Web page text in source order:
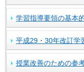
学習指導要領の基本
平成29・30年改訂学
授業改善のための参